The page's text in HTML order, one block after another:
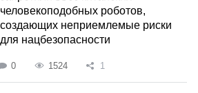
человекоподобных роботов,
создающих неприемлемые риски
для нацбезопасности
0 1524 1